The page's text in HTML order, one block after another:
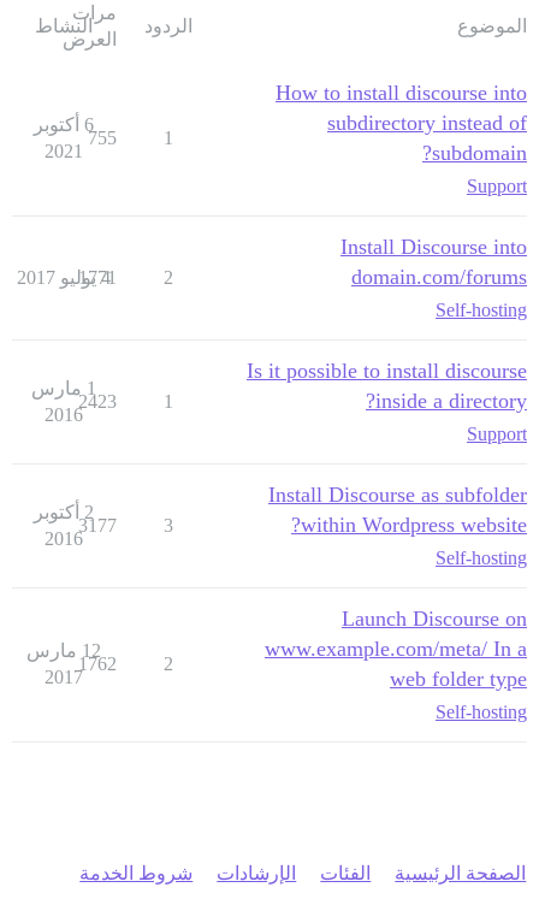
الموضوع الردود
مرات
العرض
النشاط
How to install discourse into
subdirectory instead of
subdomain?
Support
1
755
6 أكتوبر
2021
Install Discourse into
domain.com/forums
Self-hosting
2
1771
4 يوليو 2017
Is it possible to install discourse
inside a directory?
Support
1
2423
1 مارس
2016
Install Discourse as subfolder
within Wordpress website?
Self-hosting
3
3177
2 أكتوبر
2016
Launch Discourse on
www.example.com/meta/ In a
web folder type
Self-hosting
2
1762
12 مارس
2017
الصفحة الرئيسية الفئات الإرشادات شروط الخدمة